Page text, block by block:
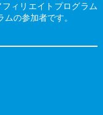
ィリエイトプログラム
の参加者です。